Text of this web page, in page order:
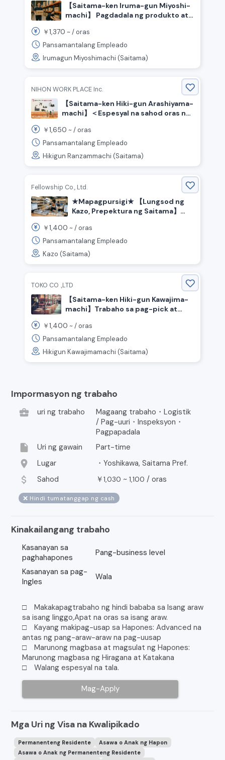
【Saitama-ken Iruma-gun Miyoshi-
machi】 Pagdadala ng produkto at
oras / Day shift
￥1,370 ~ /oras
Pansamantalang Empleado
Irumagun Miyoshimachi (Saitama)
NIHON WORK PLACE Inc.
【Saitama-ken Hiki-gun Arashiyama-
machi】＜Espesyal na sahod oras ng
inumin/Sahod kada oras na
¥1650/May palitan ng shift
￥1,650 ~ /oras
Pansamantalang Empleado
Hikigun Ranzammachi (Saitama)
Fellowship Co., Ltd.
★Mapagpursigi★ 【Lungsod ng
Kazo, Prepektura ng Saitama】
magaan na trabaho sa tanyag na
pabrika ng mga trading card
￥1,400 ~ /oras
Pansamantalang Empleado
Kazo (Saitama)
TOKO CO .,LTD
【Saitama-ken Hiki-gun Kawajima-
machi】Trabaho sa pag-pick at
convenience store.
￥1,400 ~ /oras
Pansamantalang Empleado
Hikigun Kawajimamachi (Saitama)
Impormasyon ng trabaho
business_center
uri ng trabaho
Magaang trabaho・Logistik
/ Pag-uuri・Inspeksyon・
Pagpapadala
insert_drive_file Uri ng gawain Part-time
location_on Lugar ・Yoshikawa, Saitama Pref.
attach_money Sahod ￥1,030 ~ 1,100 / oras
❌ Hindi tumatanggap ng cash
Kinakailangang trabaho
Kasanayan sa
paghahapones
Pang-business level
Kasanayan sa pag-
Ingles
Wala
□ Makakapagtrabaho ng hindi bababa sa Isang araw
sa isang linggo,Apat na oras sa isang araw.
□ Kayang makipag-usap sa Hapones: Advanced na
antas ng pang-araw-araw na pag-uusap
□ Marunong magbasa at magsulat ng Hapones:
Marunong magbasa ng Hiragana at Katakana
□ Walang espesyal na tala.
Mag-Apply
Mga Uri ng Visa na Kwalipikado
Permanenteng Residente
Asawa o Anak ng Hapon
Asawa o Anak ng Permanenteng Residente